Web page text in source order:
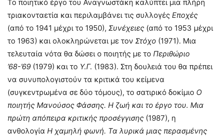
Το ποιητικό έργο του Αναγνωστάκη καλύπτει μια πλήρη
τριακονταετία και περιλαμβάνει τις συλλογές Εποχές
(από το 1941 μέχρι το 1950), Συνέχειες (από το 1953 μέχρι
το 1963) και ολοκληρώνεται με τον Στόχο (1971). Μια
τελευταία νότα θα δώσει ο ποιητής με το Περιθώριο
’68-’69 (1979) και το Υ.Γ. (1983). Στη δουλειά του θα πρέπει
να συνυπολογιστούν τα κριτικά του κείμενα
(συγκεντρωμένα σε δύο τόμους), το σατιρικό δοκίμιο Ο
ποιητής Μανούσος Φάσσης. Η ζωή και το έργο του. Μια
πρώτη απόπειρα κριτικής προσέγγισης (1987), η
ανθολογία Η χαμηλή φωνή. Τα λυρικά μιας περασμένης